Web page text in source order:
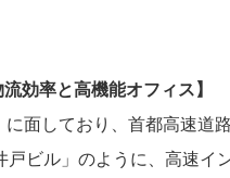
効率と高機能オフィス】
に面しており、首都高速
ビル」のように、高速